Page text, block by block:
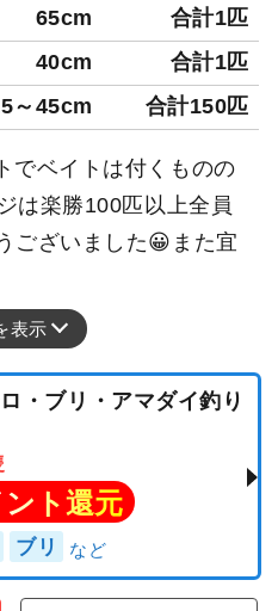
65cm 合計1匹
40cm 合計1匹
～45cm 合計150匹
でベイトは付くものの
は楽勝100匹以上全員
ございました😀また宜
表示
・ブリ・アマダイ釣り
ト還元
ブリ